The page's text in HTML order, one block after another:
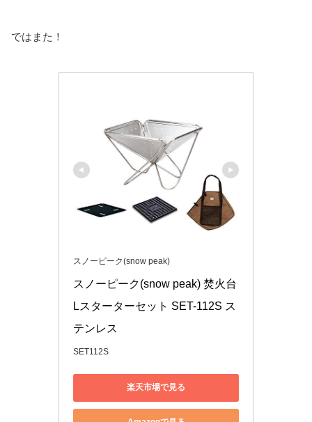
ではまた！
スノーピーク(snow peak)
スノーピーク(snow peak) 焚火台
Lスターターセット SET-112S ス
テンレス
SET112S
楽天市場で見る